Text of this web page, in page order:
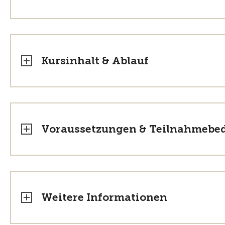
Kursinhalt & Ablauf
Voraussetzungen &
Weitere Informationen